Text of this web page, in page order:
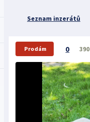
Seznam inzerátů
Prodám 0 390